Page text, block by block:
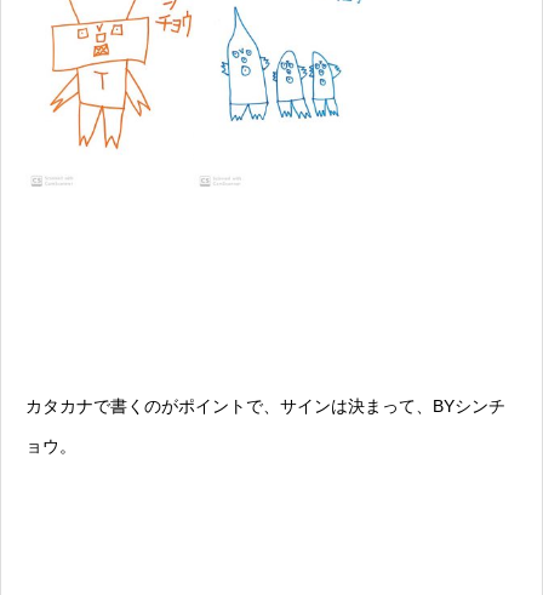
カタカナで書くのがポイントで、サインは決まって、BYシンチ
ョウ。